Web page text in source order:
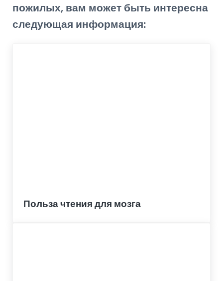
пожилых, вам может быть интересна
следующая информация:
Польза чтения для мозга